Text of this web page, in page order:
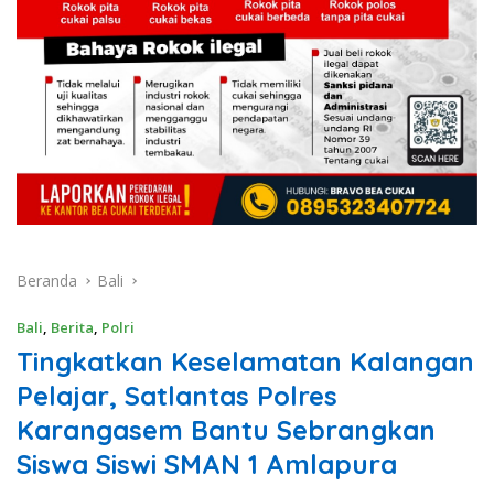
Beranda Bali
Bali, Berita, Polri
Tingkatkan Keselamatan Kalangan
Pelajar, Satlantas Polres
Karangasem Bantu Sebrangkan
Siswa Siswi SMAN 1 Amlapura